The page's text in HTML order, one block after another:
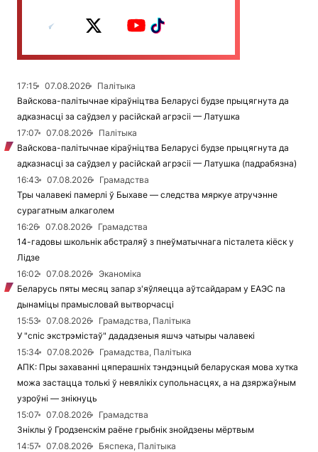
17:15 07.08.2026
Палітыка
Вайскова-палітычнае кіраўніцтва Беларусі будзе прыцягнута да
адказнасці за саўдзел у расійскай агрэсіі — Латушка
17:07
07.08.2026
Палітыка
Вайскова-палітычнае кіраўніцтва Беларусі будзе прыцягнута да
адказнасці за саўдзел у расійскай агрэсіі — Латушка (падрабязна)
16:43
07.08.2026
Грамадства
Тры чалавекі памерлі ў Быхаве — следства мяркуе атручэнне
сурагатным алкаголем
16:26
07.08.2026
Грамадства
14-гадовы школьнік абстраляў з пнеўматычнага пісталета кіёск у
Лідзе
16:02
07.08.2026
Эканоміка
Беларусь пяты месяц запар з'яўляецца аўтсайдарам у ЕАЭС па
дынаміцы прамысловай вытворчасці
15:53
07.08.2026
Грамадства, Палітыка
У "спіс экстрэмістаў" дададзеныя яшчэ чатыры чалавекі
15:34
07.08.2026
Грамадства, Палітыка
АПК: Пры захаванні цяперашніх тэндэнцый беларуская мова хутка
можа застацца толькі ў невялікіх супольнасцях, а на дзяржаўным
узроўні — знікнуць
15:07
07.08.2026
Грамадства
Зніклы ў Гродзенскім раёне грыбнік знойдзены мёртвым
14:57
07.08.2026
Бяспека, Палітыка